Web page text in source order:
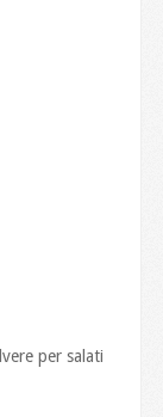
per salati